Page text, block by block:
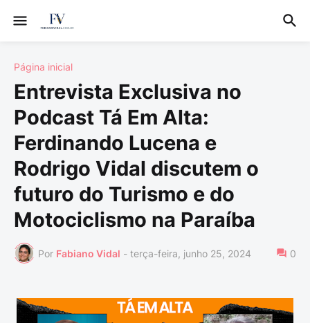
Página inicial
Entrevista Exclusiva no
Podcast Tá Em Alta:
Ferdinando Lucena e
Rodrigo Vidal discutem o
futuro do Turismo e do
Motociclismo na Paraíba
Por Fabiano Vidal - terça-feira, junho 25, 2024 0